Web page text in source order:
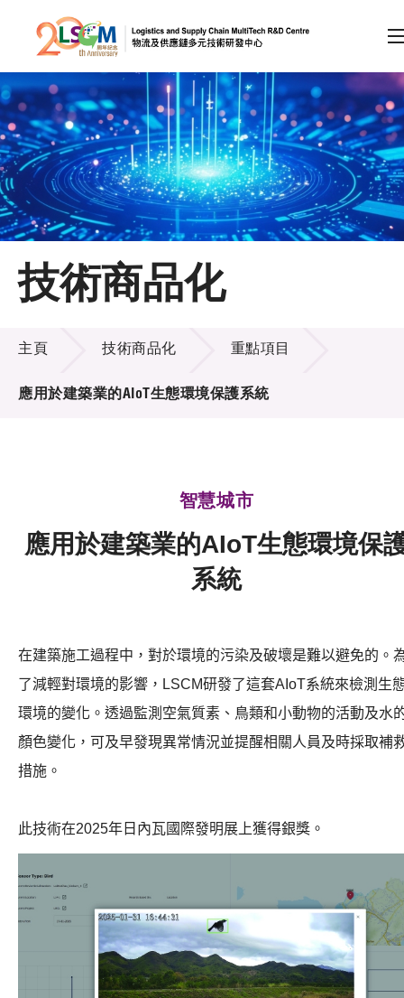
跳到內容（按回車鍵）
會員登入
A A EN 繁 简
主頁
關於LSCM
技術商品化
服務
重點項目
科技分享
會籍
技術商品化
技術商品化
主頁 技術商品化 重點項目
應用於建築業的AIoT生態環境保護系統
智慧城市
應用於建築業的AIoT生態環境保
系統
在建築施工過程中，對於環境的污染及破壞是難以避免的。
了減輕對環境的影響，LSCM研發了這套AIoT系統來檢測生
環境的變化。透過監測空氣質素、鳥類和小動物的活動及水
顏色變化，可及早發現異常情況並提醒相關人員及時採取補
措施 。
此技術在2025年日內瓦國際發明展上獲得銀獎。